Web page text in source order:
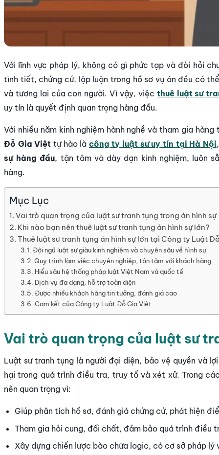
Với lĩnh vực pháp lý, không có gì phức tạp và đòi hỏi
tình tiết, chứng cứ, lập luận trong hồ sơ vụ án đều có
và tương lai của con người. Vì vậy, việc thuê luật sư
uy tín là quyết định quan trọng hàng đầu.
Với nhiều năm kinh nghiệm hành nghề và tham gia
Đỗ Gia Việt tự hào là công ty luật sư uy tín tại Hà Nội
sự hàng đầu, tận tâm và dày dạn kinh nghiệm, luôn
hàng.
Mục Lục
Vai trò quan trọng của luật sư tranh tụng trong án hình sự
Khi nào bạn nên thuê luật sư tranh tụng án hình sự lớn?
Thuê luật sư tranh tụng án hình sự lớn tại Công ty Luật
Đội ngũ luật sư giàu kinh nghiệm và chuyên sâu về hình sự
Quy trình làm việc chuyên nghiệp, tận tâm với khách hàng
Hiểu sâu hệ thống pháp luật Việt Nam và quốc tế
Dịch vụ đa dạng, hỗ trợ toàn diện
Được nhiều khách hàng tin tưởng, đánh giá cao
Cam kết của Công ty Luật Đỗ Gia Việt
Vai trò quan trọng của luật sư
Luật sư tranh tụng là người đại diện, bảo vệ quyền và
hại trong quá trình điều tra, truy tố và xét xử. Trong
nên quan trọng vì:
Giúp phân tích hồ sơ, đánh giá chứng cứ, phát hiện
Tham gia hỏi cung, đối chất, đảm bảo quá trình điều
Xây dựng chiến lược bào chữa logic, có cơ sở pháp